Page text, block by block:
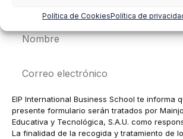
Política de CookiesPolítica de
Nombre
electrónico
EIP International Business School te informa
presente formulario serán tratados por
Educativa y Tecnológica, S.A.U. como
La finalidad de la recogida y tratamiento de